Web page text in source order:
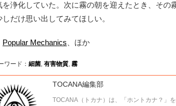
を浄化していた。次に霧の朝を迎えたとき、その
しだけ思い出してみてほしい。
Popular Mechanics 、ほか
ワード： 細菌, 有害物質, 霧
TOCANA編集部
TOCANA（トカナ）は、「ホントカナ？」